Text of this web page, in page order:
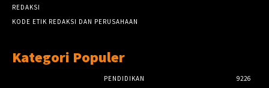
REDAKSI
KODE ETIK REDAKSI DAN PERUSAHAAN
Kategori Populer
PENDIDIKAN
9226